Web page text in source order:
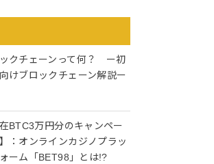
クチェーンって何？ ー初
けブロックチェーン解説ー
在BTC3万円分のキャンペー
：オンラインカジノプラッ
ォーム「BET98」とは!?